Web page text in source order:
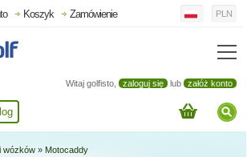
Witaj golfisto, zaloguj się lub załóż konto
Koszyk Zamówienie PLN
wózków » Motocaddy